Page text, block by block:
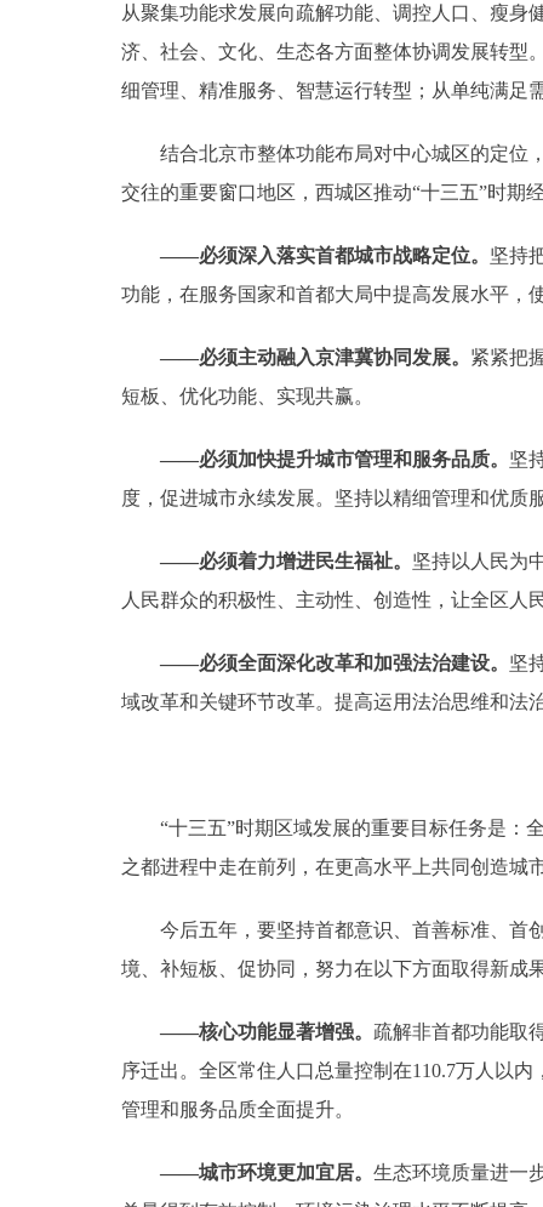
从聚集功能求发展向疏解功能、调控人口、瘦
济、社会、文化、生态各方面整体协调发展转型
细管理、精准服务、智慧运行转型；从单纯满足
结合北京市整体功能布局对中心城区的定位，
交往的重要窗口地区，西城区推动“十三五”时期
——必须深入落实首都城市战略定位。 坚持
功能，在服务国家和首都大局中提高发展水平，
——必须主动融入京津冀协同发展。 紧紧把
短板、优化功能、实现共赢。
——必须加快提升城市管理和服务品质。 坚
度，促进城市永续发展。坚持以精细管理和优质
——必须着力增进民生福祉。 坚持以人民为
人民群众的积极性、主动性、创造性，让全区人
——必须全面深化改革和加强法治建设。 坚
域改革和关键环节改革。提高运用法治思维和法
“十三五”时期区域发展的重要目标任务是：全
之都进程中走在前列，在更高水平上共同创造城
今后五年，要坚持首都意识、首善标准、首创
境、补短板、促协同，努力在以下方面取得新成
——核心功能显著增强。 疏解非首都功能取
序迁出。全区常住人口总量控制在110.7万人以
管理和服务品质全面提升。
——城市环境更加宜居。 生态环境质量进一